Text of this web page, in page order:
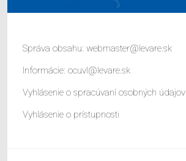
Správa obsahu: webmaster@levare.sk
Informácie: ocuvl@levare.sk
Vyhlásenie o spracúvaní osobných údajov
Vyhlásenie o prístupnosti